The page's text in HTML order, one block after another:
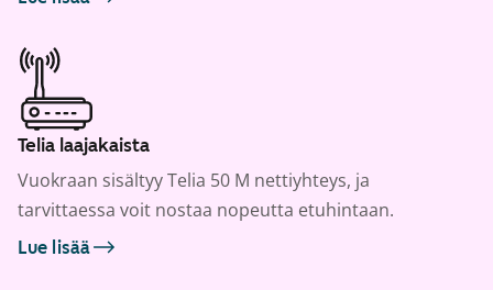
Telia laajakaista
Vuokraan sisältyy Telia 50 M nettiyhteys, ja
tarvittaessa voit nostaa nopeutta etuhintaan.
Lue lisää